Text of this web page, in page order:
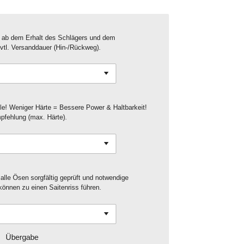
dem Erhalt des Schlägers und dem
Versanddauer (Hin-/Rückweg).
Weniger Härte = Bessere Power & Haltbarkeit!
(max. Härte).
Ösen sorgfältig geprüft und notwendige
zu einen Saitenriss führen.
Übergabe